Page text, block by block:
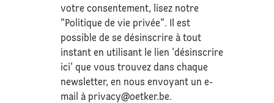
votre consentement, lisez notre
"Politique de vie privée". Il est
possible de se désinscrire à tout
instant en utilisant le lien 'désinscrire
ici' que vous trouvez dans chaque
newsletter, en nous envoyant un e-
mail àprivacy@oetker.be.